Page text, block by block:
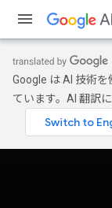
Google は AI 技術
ています。AI 翻訳